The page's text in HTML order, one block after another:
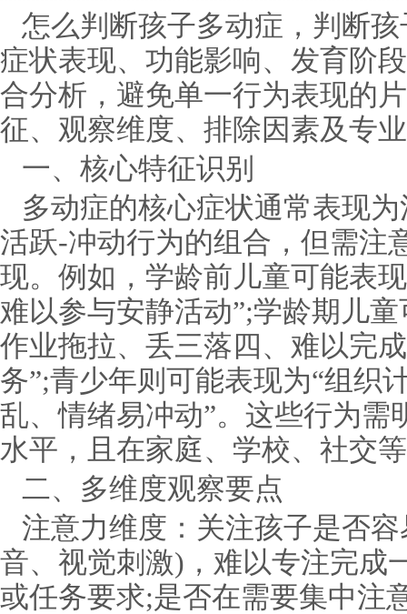
怎么判断孩子多动症，判断
症状表现、功能影响、发育阶
合分析，避免单一行为表现的
征、观察维度、排除因素及专
一、核心特征识别
多动症的核心症状通常表现
活跃-冲动行为的组合，但需注
现。例如，学龄前儿童可能表
难以参与安静活动”;学龄期儿
作业拖拉、丢三落四、难以完
务”;青少年则可能表现为“组织
乱、情绪易冲动”。这些行为需
水平，且在家庭、学校、社交
二、多维度观察要点
注意力维度：关注孩子是否
音、视觉刺激)，难以专注完成
或任务要求;是否在需要集中注